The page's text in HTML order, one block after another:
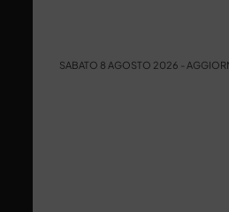
SABATO 8 AGOSTO 2026 -